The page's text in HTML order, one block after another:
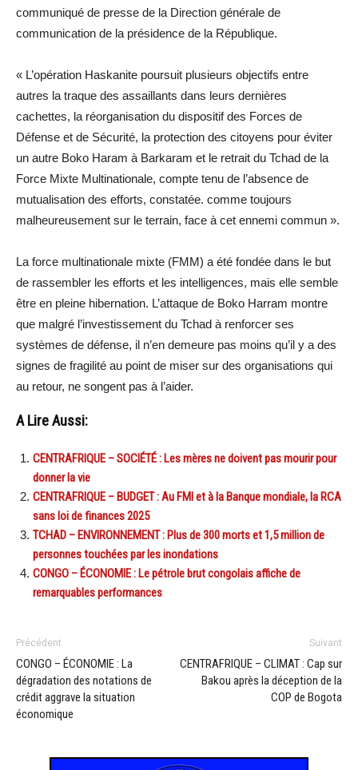
communiqué de presse de la Direction générale de
communication de la présidence de la République.
« L’opération Haskanite poursuit plusieurs objectifs entre
autres la traque des assaillants dans leurs dernières
cachettes, la réorganisation du dispositif des Forces de
Défense et de Sécurité, la protection des citoyens pour éviter
un autre Boko Haram à Barkaram et le retrait du Tchad de la
Force Mixte Multinationale, compte tenu de l’absence de
mutualisation des efforts, constatée. comme toujours
malheureusement sur le terrain, face à cet ennemi commun ».
La force multinationale mixte (FMM) a été fondée dans le but
de rassembler les efforts et les intelligences, mais elle semble
être en pleine hibernation. L’attaque de Boko Harram montre
que malgré l’investissement du Tchad à renforcer ses
systèmes de défense, il n’en demeure pas moins qu’il y a des
signes de fragilité au point de miser sur des organisations qui
au retour, ne songent pas à l’aider.
A Lire Aussi:
CENTRAFRIQUE – SOCIÉTÉ : Les mères ne doivent pas mourir pour
donner la vie
CENTRAFRIQUE – BUDGET : Au FMI et à la Banque mondiale, la RCA
sans loi de finances 2025
TCHAD – ENVIRONNEMENT : Plus de 300 morts et 1,5 million de
personnes touchées par les inondations
CONGO – ÉCONOMIE : Le pétrole brut congolais affiche de
remarquables performances
Précédent
CONGO – ÉCONOMIE : La
dégradation des notations de
crédit aggrave la situation
économique
Suivant
CENTRAFRIQUE – CLIMAT : Cap sur
Bakou après la déception de la
COP de Bogota